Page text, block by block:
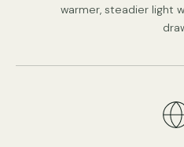
Wij leveren draden van 150 cm /
warmer, steadier light